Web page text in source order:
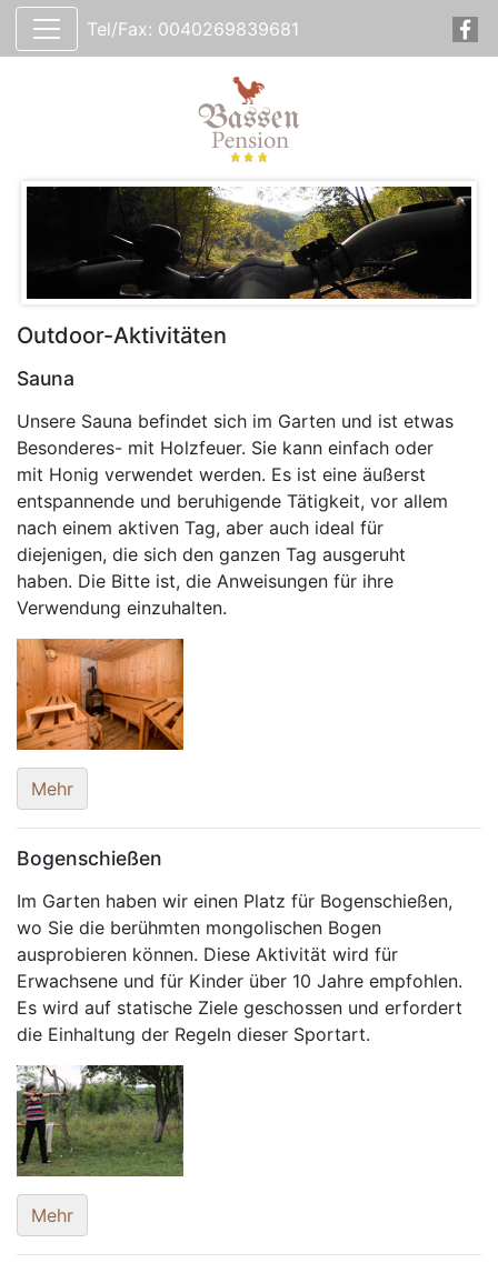
Tel/Fax: 0040269839681
Outdoor-Aktivitäten
Sauna
Unsere Sauna befindet sich im Garten und ist etwas
Besonderes- mit Holzfeuer. Sie kann einfach oder
mit Honig verwendet werden. Es ist eine äußerst
entspannende und beruhigende Tätigkeit, vor allem
nach einem aktiven Tag, aber auch ideal für
diejenigen, die sich den ganzen Tag ausgeruht
haben. Die Bitte ist, die Anweisungen für ihre
Verwendung einzuhalten.
Mehr
Bogenschießen
Im Garten haben wir einen Platz für Bogenschießen,
wo Sie die berühmten mongolischen Bogen
ausprobieren können. Diese Aktivität wird für
Erwachsene und für Kinder über 10 Jahre empfohlen.
Es wird auf statische Ziele geschossen und erfordert
die Einhaltung der Regeln dieser Sportart.
Mehr